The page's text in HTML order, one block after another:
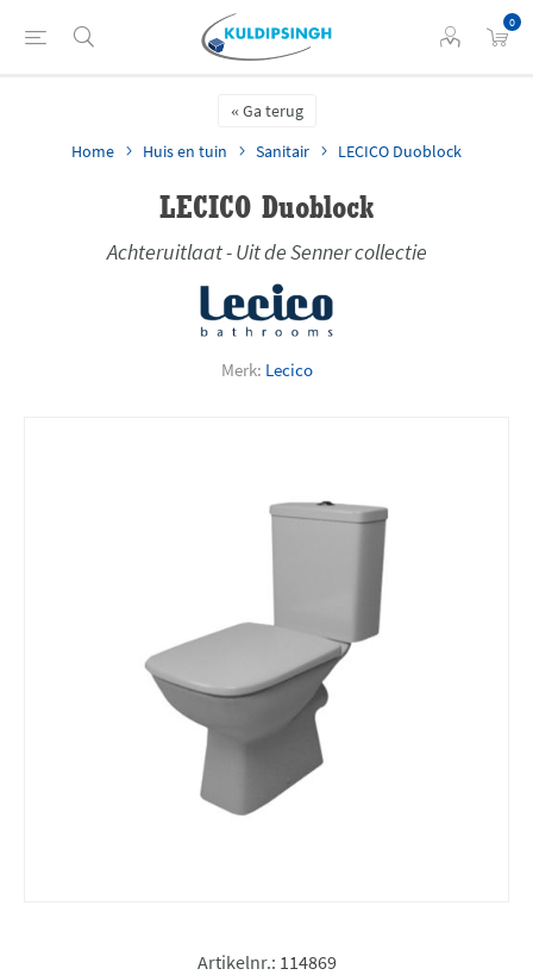
0
Ga terug
Home
Huis en tuin Sanitair LECICO Duoblock
LECICO Duoblock
Achteruitlaat - Uit de Senner collectie
Merk: Lecico
Artikelnr.: 114869